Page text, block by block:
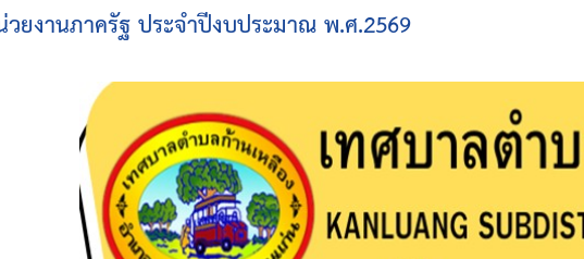
ยงานภาครัฐ ประจำปีงบประมาณ พ.ศ.2569